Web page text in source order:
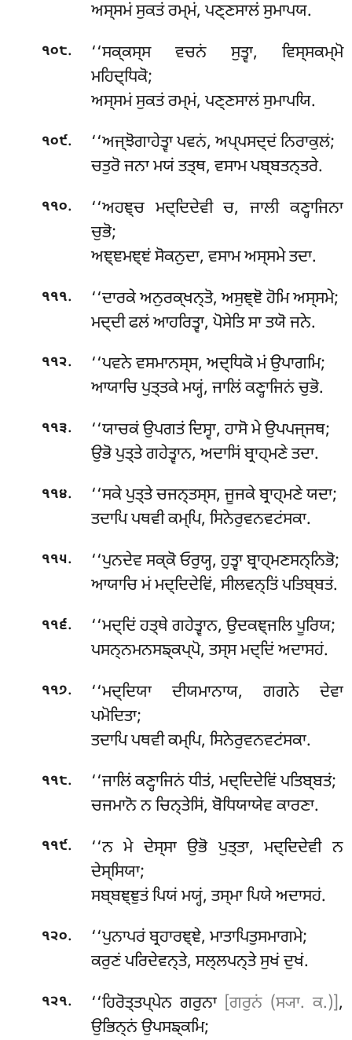
ਅਸ੍ਸਮਂ ਸੁਕਤਂ ਰਮ੍ਮਂ, ਪਣ੍ਣਸਾਲਂ ਸੁਮਾਪਯ.
੧੦੮.
‘‘ਸਕ੍ਕਸ੍ਸ ਵਚਨਂ ਸੁਤ੍ਵਾ, ਵਿਸ੍ਸਕਮ੍ਮੋ
ਮਹਿਦ੍ਧਿਕੋ;
ਅਸ੍ਸਮਂਸੁਕਤਂ ਰਮ੍ਮਂ, ਪਣ੍ਣਸਾਲਂ ਸੁਮਾਪਯਿ.
੧੦੯. ‘‘ਅਜ੍ਝੋਗਾਹੇਤ੍ਵਾਪਵਨਂ, ਅਪ੍ਪਸਦ੍ਦਂ ਨਿਰਾਕੁਲਂ;
ਚਤੁਰੋ ਜਨਾ ਮਯਂ ਤਤ੍ਥ, ਵਸਾਮ ਪਬ੍ਬਤਨ੍ਤਰੇ.
੧੧੦.
‘‘ਅਹਞ੍ਚ ਮਦ੍ਦਿਦੇਵੀ ਚ, ਜਾਲੀ ਕਣ੍ਹਾਜਿਨਾ
ਚੁਭੋ;
ਅਞ੍ਞਮਞ੍ਞਂ ਸੋਕਨੁਦਾ, ਵਸਾਮ ਅਸ੍ਸਮੇ ਤਦਾ.
੧੧੧.
‘‘ਦਾਰਕੇ ਅਨੁਰਕ੍ਖਨ੍ਤੋ, ਅਸੁਞ੍ਞੋ ਹੋਮਿ ਅਸ੍ਸਮੇ;
ਮਦ੍ਦੀ ਫਲਂ ਆਹਰਿਤ੍ਵਾ, ਪੋਸੇਤਿ ਸਾ ਤਯੋ ਜਨੇ.
੧੧੨. ‘‘ਪਵਨੇਵਸਮਾਨਸ੍ਸ, ਅਦ੍ਧਿਕੋ ਮਂ ਉਪਾਗਮਿ;
ਆਯਾਚਿ ਪੁਤ੍ਤਕੇ ਮਯ੍ਹਂ, ਜਾਲਿਂ ਕਣ੍ਹਾਜਿਨਂ ਚੁਭੋ.
੧੧੩.
‘‘ਯਾਚਕਂ ਉਪਗਤਂ ਦਿਸ੍ਵਾ, ਹਾਸੋ ਮੇ ਉਪਪਜ੍ਜਥ;
ਉਭੋ ਪੁਤ੍ਤੇ ਗਹੇਤ੍ਵਾਨ, ਅਦਾਸਿਂ ਬ੍ਰਾਹ੍ਮਣੇ ਤਦਾ.
੧੧੪.
‘‘ਸਕੇ ਪੁਤ੍ਤੇ ਚਜਨ੍ਤਸ੍ਸ, ਜੂਜਕੇ ਬ੍ਰਾਹ੍ਮਣੇ ਯਦਾ;
ਤਦਾਪਿ ਪਥਵੀ ਕਮ੍ਪਿ, ਸਿਨੇਰੁਵਨਵਟਂਸਕਾ.
੧੧੫.
‘‘ਪੁਨਦੇਵ ਸਕ੍ਕੋ ਓਰੁਯ੍ਹ, ਹੁਤ੍ਵਾ ਬ੍ਰਾਹ੍ਮਣਸਨ੍ਨਿਭੋ;
ਆਯਾਚਿ ਮਂ ਮਦ੍ਦਿਦੇਵਿਂ, ਸੀਲਵਨ੍ਤਿਂ ਪਤਿਬ੍ਬਤਂ.
੧੧੬.
‘‘ਮਦ੍ਦਿਂ ਹਤ੍ਥੇ ਗਹੇਤ੍ਵਾਨ, ਉਦਕਞ੍ਜਲਿ ਪੂਰਿਯ;
ਪਸਨ੍ਨਮਨਸਙ੍ਕਪ੍ਪੋ, ਤਸ੍ਸ ਮਦ੍ਦਿਂ ਅਦਾਸਹਂ.
੧੧੭.
‘‘ਮਦ੍ਦਿਯਾ ਦੀਯਮਾਨਾਯ, ਗਗਨੇ ਦੇਵਾ
ਪਮੋਦਿਤਾ;
ਤਦਾਪਿ ਪਥਵੀ ਕਮ੍ਪਿ, ਸਿਨੇਰੁਵਨਵਟਂਸਕਾ.
੧੧੮.
‘‘ਜਾਲਿਂ ਕਣ੍ਹਾਜਿਨਂ ਧੀਤਂ, ਮਦ੍ਦਿਦੇਵਿਂ ਪਤਿਬ੍ਬਤਂ;
ਚਜਮਾਨੋ ਨ ਚਿਨ੍ਤੇਸਿਂ, ਬੋਧਿਯਾਯੇਵ ਕਾਰਣਾ.
੧੧੯.
‘‘ਨ ਮੇ ਦੇਸ੍ਸਾ ਉਭੋ ਪੁਤ੍ਤਾ, ਮਦ੍ਦਿਦੇਵੀ ਨ
ਦੇਸ੍ਸਿਯਾ;
ਸਬ੍ਬਞ੍ਞੁਤਂ ਪਿਯਂ ਮਯ੍ਹਂ, ਤਸ੍ਮਾ ਪਿਯੇ ਅਦਾਸਹਂ.
੧੨੦.
‘‘ਪੁਨਾਪਰਂ ਬ੍ਰਹਾਰਞ੍ਞੇ, ਮਾਤਾਪਿਤੁਸਮਾਗਮੇ;
ਕਰੁਣਂ ਪਰਿਦੇਵਨ੍ਤੇ, ਸਲ੍ਲਪਨ੍ਤੇ ਸੁਖਂ ਦੁਖਂ.
੧੨੧. ‘‘ਹਿਰੋਤ੍ਤਪ੍ਪੇਨਗਰੁਨਾ [ਗਰੁਨਂ (ਸ੍ਯਾ. ਕ.)],
ਉਭਿਨ੍ਨਂ ਉਪਸਙ੍ਕਮਿ;